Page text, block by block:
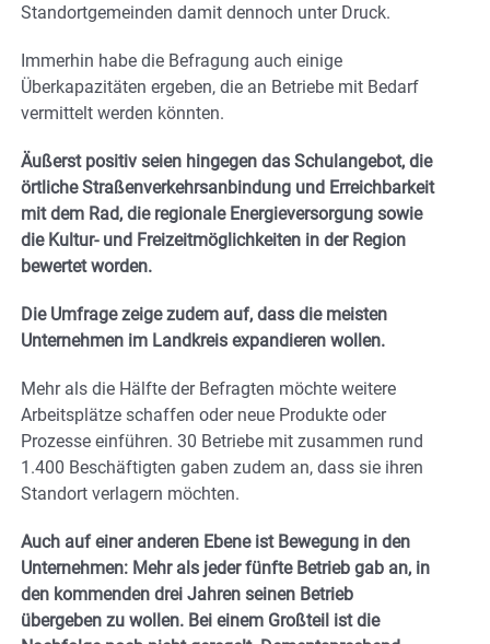
Standortgemeinden damit dennoch unter Druck.
Immerhin habe die Befragung auch einige
Überkapazitäten ergeben, die an Betriebe mit Bedarf
vermittelt werden könnten.
Äußerst positiv seien hingegen das Schulangebot, die
örtliche Straßenverkehrsanbindung und Erreichbarkeit
mit dem Rad, die regionale Energieversorgung sowie
die Kultur- und Freizeitmöglichkeiten in der Region
bewertet worden.
Die Umfrage zeige zudem auf, dass die meisten
Unternehmen im Landkreis expandieren wollen.
Mehr als die Hälfte der Befragten möchte weitere
Arbeitsplätze schaffen oder neue Produkte oder
Prozesse einführen. 30 Betriebe mit zusammen rund
1.400 Beschäftigten gaben zudem an, dass sie ihren
Standort verlagern möchten.
Auch auf einer anderen Ebene ist Bewegung in den
Unternehmen: Mehr als jeder fünfte Betrieb gab an, in
den kommenden drei Jahren seinen Betrieb
übergeben zu wollen. Bei einem Großteil ist die